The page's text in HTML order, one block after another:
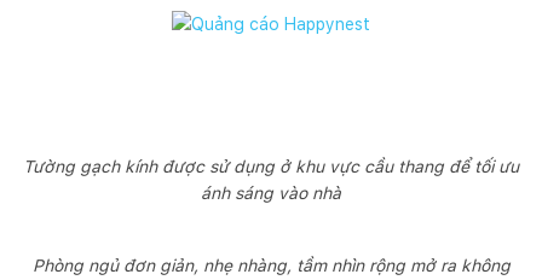
Tường gạch kính được sử dụng ở khu vực cầu thang để tối ưu
ánh sáng vào nhà
Phòng ngủ đơn giản, nhẹ nhàng, tầm nhìn rộng mở ra không